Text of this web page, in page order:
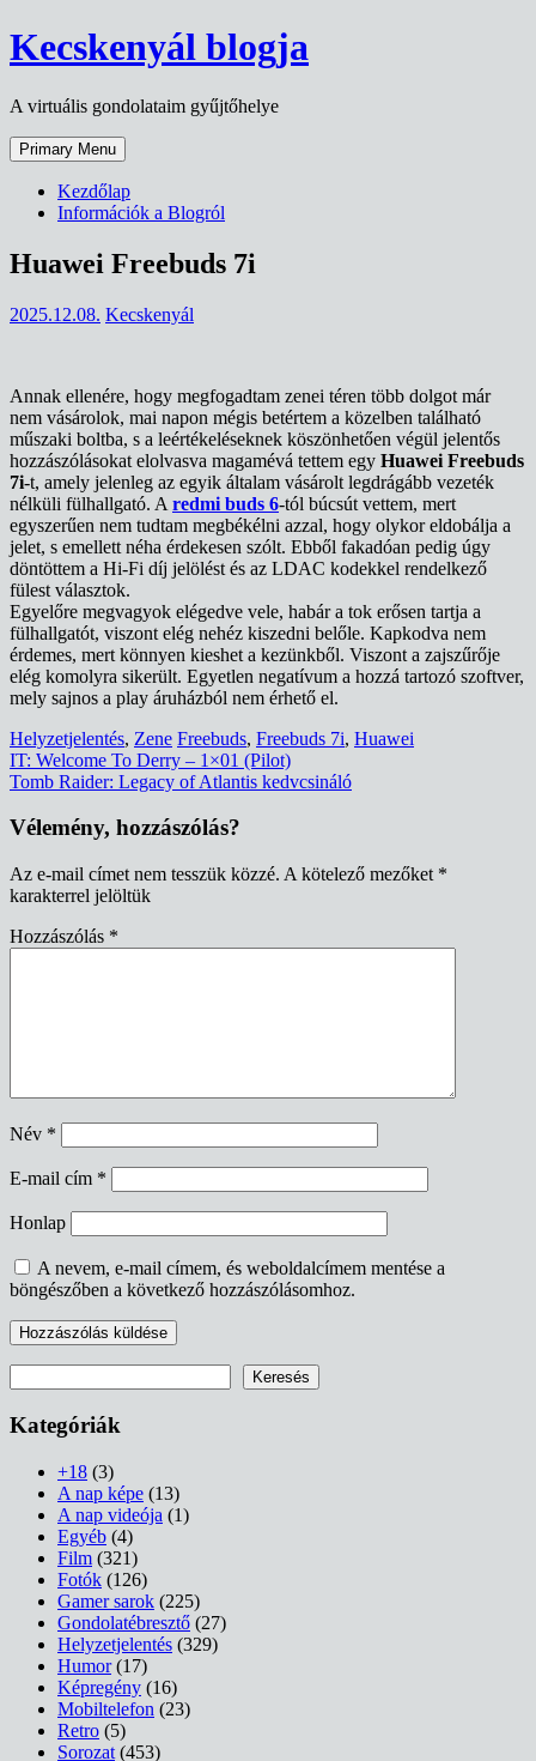
Skip
to
Kecskenyál blogja
A virtuális gondolataim gyűjtőhelye
Primary Menu
Kezdőlap
Információk a Blogról
Huawei Freebuds 7i
2025.12.08. Kecskenyál
Annak ellenére, hogy megfogadtam zenei téren több dolgot már
nem vásárolok, mai napon mégis betértem a közelben található
műszaki boltba, s a leértékeléseknek köszönhetően végül jelentős
hozzászólásokat elolvasva magamévá tettem egy Huawei Freebuds
7i-t, amely jelenleg az egyik általam vásárolt legdrágább vezeték
nélküli fülhallgató. A redmi buds 6-tól búcsút vettem, mert
egyszerűen nem tudtam megbékélni azzal, hogy olykor eldobálja a
jelet, s emellett néha érdekesen szólt. Ebből fakadóan pedig úgy
döntöttem a Hi-Fi díj jelölést és az LDAC kodekkel rendelkező
fülest választok.
Egyelőre megvagyok elégedve vele, habár a tok erősen tartja a
fülhallgatót, viszont elég nehéz kiszedni belőle. Kapkodva nem
érdemes, mert könnyen kieshet a kezünkből. Viszont a zajszűrője
elég komolyra sikerült. Egyetlen negatívum a hozzá tartozó szoftver,
mely sajnos a play áruházból nem érhető el.
Helyzetjelentés, Zene Freebuds, Freebuds 7i, Huawei
Bejegyzés
navigáció
IT: Welcome To Derry – 1×01 (Pilot)
Tomb Raider: Legacy of Atlantis kedvcsináló
Vélemény, hozzászólás?
Az e-mail címet nem tesszük közzé. A kötelező mezőket *
karakterrel jelöltük
Hozzászólás *
Név *
E-mail cím *
Honlap
A nevem, e-mail címem, és weboldalcímem mentése a
böngészőben a következő hozzászólásomhoz.
Keresés
Kategóriák
+18 (3)
A nap képe (13)
A nap videója (1)
Egyéb (4)
Film (321)
Fotók (126)
Gamer sarok (225)
Gondolatébresztő (27)
Helyzetjelentés (329)
Humor(17)
Képregény (16)
Mobiltelefon (23)
Retro (5)
Sorozat (453)